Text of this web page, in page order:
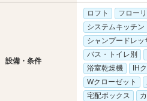
設備・条件
ロフト フロー
システムキッチン
シャンプードレッ
バス・トイレ別
浴室乾燥機
IH
Wクローゼット
宅配ボックス